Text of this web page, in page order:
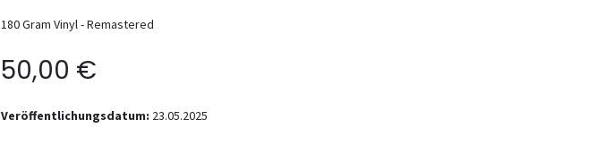
180 Gram Vinyl - Remastered
50,00 €
Veröffentlichungsdatum: 23.05.2025